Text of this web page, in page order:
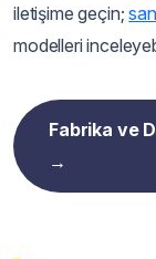
iletişime geçin;
modelleri
Fabrika ve
→